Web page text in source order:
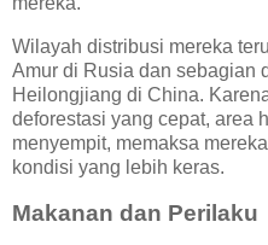
Wilayah distribusi mereka
Amur di Rusia dan sebagian
Heilongjiang di China.
deforestasi yang cepat, area
menyempit, memaksa
kondisi yang lebih keras.
Makanan dan Perilaku